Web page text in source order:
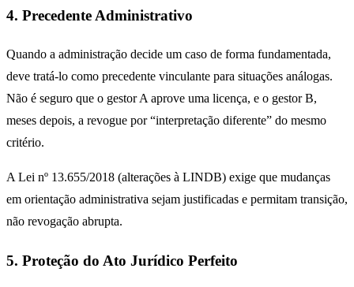
4. Precedente Administrativo
Quando a administração decide um caso de forma fundamentada,
deve tratá-lo como precedente vinculante para situações análogas.
Não é seguro que o gestor A aprove uma licença, e o gestor B,
meses depois, a revogue por “interpretação diferente” do mesmo
critério.
A Lei nº 13.655/2018 (alterações à LINDB) exige que mudanças
em orientação administrativa sejam justificadas e permitam transição,
não revogação abrupta.
5. Proteção do Ato Jurídico Perfeito